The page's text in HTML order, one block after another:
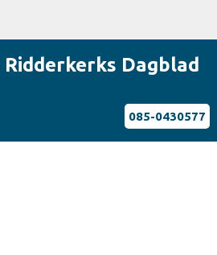
Ridderkerks Dagblad
085-0430577